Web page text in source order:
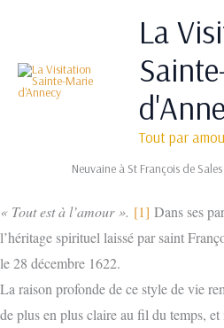
La
Tout par
Neuvaine à St François de
« Tout est à l’amour ». [1] Dans ses
l’héritage spirituel laissé par saint
le 28 décembre 1622.
La raison profonde de ce style de vie
de plus en plus claire au fil du temps,